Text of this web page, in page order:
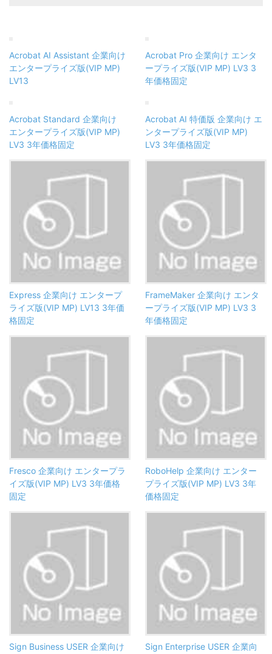
Acrobat AI Assistant 企業向け
エンタープライズ版(VIP MP)
LV13
Acrobat Pro 企業向け エンタ
ープライズ版(VIP MP) LV3 3
年価格固定
Acrobat Standard 企業向け
エンタープライズ版(VIP MP)
LV3 3年価格固定
Acrobat AI 特価版 企業向け エ
ンタープライズ版(VIP MP)
LV3 3年価格固定
Express 企業向け エンタープ
ライズ版(VIP MP) LV13 3年価
格固定
FrameMaker 企業向け エンタ
ープライズ版(VIP MP) LV3 3
年価格固定
Fresco 企業向け エンタープラ
イズ版(VIP MP) LV3 3年価格
固定
RoboHelp 企業向け エンター
プライズ版(VIP MP) LV3 3年
価格固定
Sign Business USER 企業向け Sign Enterprise USER 企業向